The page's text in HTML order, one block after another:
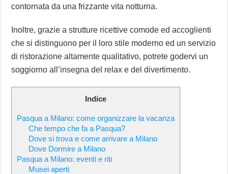
contornata da una frizzante vita notturna.
Inoltre, grazie a strutture ricettive comode ed accoglienti
che si distinguono per il loro stile moderno ed un servizio
di ristorazione altamente qualitativo, potrete godervi un
soggiorno all’insegna del relax e del divertimento.
Indice
Pasqua a Milano: come organizzare la vacanza
Che tempo che fa a Pasqua?
Dove si trova e come arrivare a Milano
Dove Dormire a Milano
Pasqua a Milano: eventi e riti
Musei aperti